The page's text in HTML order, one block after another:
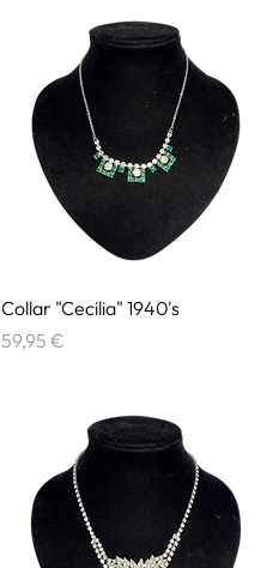
Vista rápida
Collar "Cecilia" 1940's
Precio
59,95 €